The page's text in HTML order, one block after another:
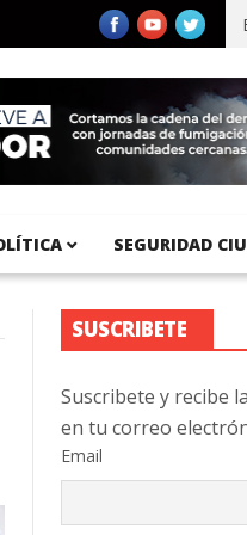
del Pacífico registra 92 %
SEGURIDAD
SUSCRIBETE
Suscribete y recibe
en tu correo
Email